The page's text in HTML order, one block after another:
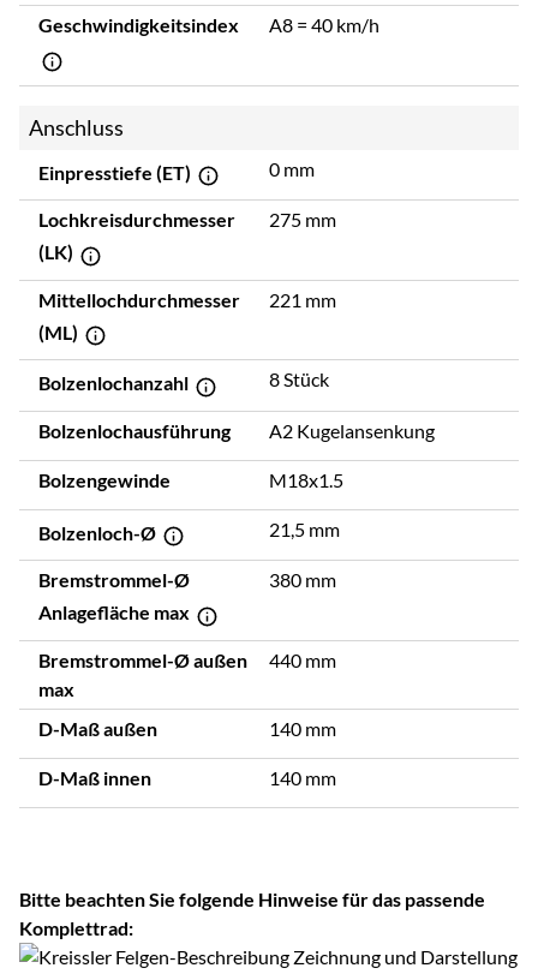
Geschwindigkeitsindex A8 = 40 km/h
Anschluss
Einpresstiefe (ET) 0 mm
Lochkreisdurchmesser
(LK)
275 mm
Mittellochdurchmesser
(ML)
221 mm
Bolzenlochanzahl 8 Stück
Bolzenlochausführung A2 Kugelansenkung
Bolzengewinde M18x1.5
Bolzenloch-Ø 21,5 mm
Bremstrommel-Ø
Anlagefläche max
380 mm
Bremstrommel-Ø außen
max
440 mm
D-Maß außen 140 mm
D-Maß innen 140 mm
Bitte beachten Sie folgende Hinweise für das passende
Komplettrad: